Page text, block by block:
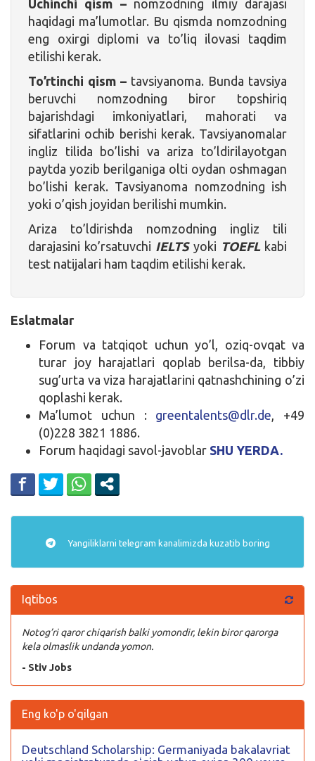
Uchinchi qism – nomzodning ilmiy darajasi
haqidagi ma’lumotlar. Bu qismda nomzodning
eng oxirgi diplomi va to’liq ilovasi taqdim
etilishi kerak.
To’rtinchi qism – tavsiyanoma. Bunda tavsiya
beruvchi nomzodning biror topshiriq
bajarishdagi imkoniyatlari, mahorati va
sifatlarini ochib berishi kerak. Tavsiyanomalar
ingliz tilida bo’lishi va ariza to’ldirilayotgan
paytda yozib berilganiga olti oydan oshmagan
bo’lishi kerak. Tavsiyanoma nomzodning ish
yoki o’qish joyidan berilishi mumkin.
Ariza to’ldirishda nomzodning ingliz tili
darajasini ko’rsatuvchi IELTSyoki TOEFLkabi
test natijalari ham taqdim etilishi kerak.
Eslatmalar
Forum va tatqiqot uchun yo’l, oziq-ovqat va
turar joy harajatlari qoplab berilsa-da, tibbiy
sug’urta va viza harajatlarini qatnashchining o’zi
qoplashi kerak.
Ma’lumot uchun : greentalents@dlr.de , +49
(0)228 3821 1886.
Forum haqidagi savol-javoblar SHU YERDA.
Yangiliklarni telegram kanalimizda kuzatib boring
Iqtibos
Notog’ri qaror chiqarish balki yomondir, lekin biror qarorga
kela olmaslik undanda yomon.
- Stiv Jobs
Eng ko'p o'qilgan
Deutschland Scholarship: Germaniyada bakalavriat